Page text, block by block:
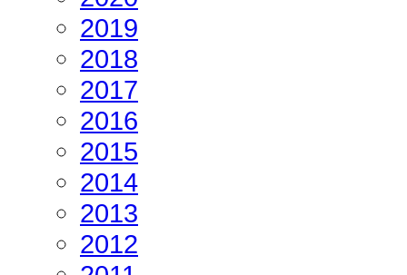
2019
2018
2017
2016
2015
2014
2013
2012